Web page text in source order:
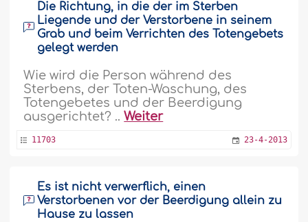
Die Richtung, in die der im Sterben
Liegende und der Verstorbene in seinem
Grab und beim Verrichten des Totengebets
gelegt werden
Wie wird die Person während des
Sterbens, der Toten-Waschung, des
Totengebetes und der Beerdigung
ausgerichtet? ..Weiter
11703 23-4-2013
Es ist nicht verwerflich, einen
Verstorbenen vor der Beerdigung allein zu
Hause zu lassen